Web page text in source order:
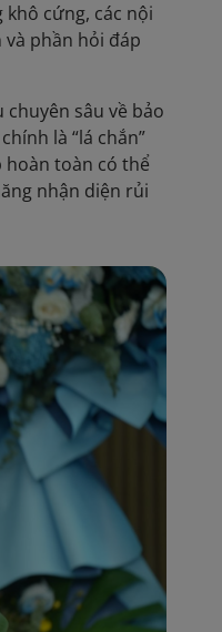
cứng, các nội
phần hỏi đáp
sâu về bảo
là “lá chắn”
toàn có thể
nhận diện rủi